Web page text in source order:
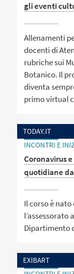
gli eventi
Allenamenti
docenti di
rubriche sui
Botanico. Il
diventa
primo virtual
TODAY.IT
INCONTRI E
Coronavirus
quotidiane
Il corso è
l’assessorato
Dipartimento
EXIBART